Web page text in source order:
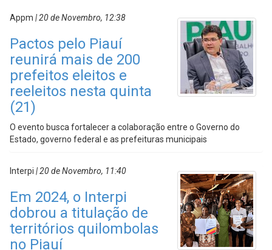
Appm | 20 de Novembro, 12:38
Pactos pelo Piauí
reunirá mais de 200
prefeitos eleitos e
reeleitos nesta quinta
(21)
O evento busca fortalecer a colaboração entre o Governo do
Estado, governo federal e as prefeituras municipais
Interpi | 20 de Novembro, 11:40
Em 2024, o Interpi
dobrou a titulação de
territórios quilombolas
no Piauí